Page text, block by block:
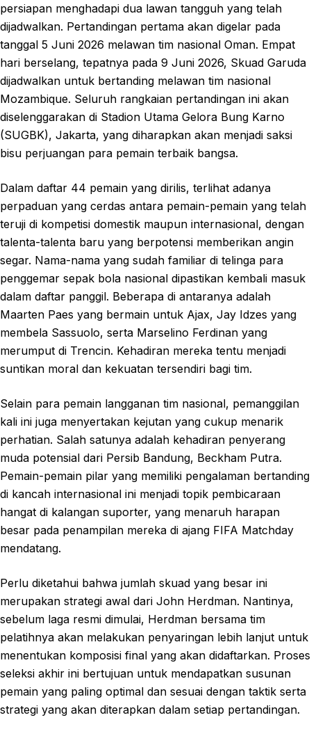
persiapan menghadapi dua lawan tangguh yang telah
dijadwalkan. Pertandingan pertama akan digelar pada
tanggal 5 Juni 2026 melawan tim nasional Oman. Empat
hari berselang, tepatnya pada 9 Juni 2026, Skuad Garuda
dijadwalkan untuk bertanding melawan tim nasional
Mozambique. Seluruh rangkaian pertandingan ini akan
diselenggarakan di Stadion Utama Gelora Bung Karno
(SUGBK), Jakarta, yang diharapkan akan menjadi saksi
bisu perjuangan para pemain terbaik bangsa.
Dalam daftar 44 pemain yang dirilis, terlihat adanya
perpaduan yang cerdas antara pemain-pemain yang telah
teruji di kompetisi domestik maupun internasional, dengan
talenta-talenta baru yang berpotensi memberikan angin
segar. Nama-nama yang sudah familiar di telinga para
penggemar sepak bola nasional dipastikan kembali masuk
dalam daftar panggil. Beberapa di antaranya adalah
Maarten Paes yang bermain untuk Ajax, Jay Idzes yang
membela Sassuolo, serta Marselino Ferdinan yang
merumput di Trencin. Kehadiran mereka tentu menjadi
suntikan moral dan kekuatan tersendiri bagi tim.
Selain para pemain langganan tim nasional, pemanggilan
kali ini juga menyertakan kejutan yang cukup menarik
perhatian. Salah satunya adalah kehadiran penyerang
muda potensial dari Persib Bandung, Beckham Putra.
Pemain-pemain pilar yang memiliki pengalaman bertanding
di kancah internasional ini menjadi topik pembicaraan
hangat di kalangan suporter, yang menaruh harapan
besar pada penampilan mereka di ajang FIFA Matchday
mendatang.
Perlu diketahui bahwa jumlah skuad yang besar ini
merupakan strategi awal dari John Herdman. Nantinya,
sebelum laga resmi dimulai, Herdman bersama tim
pelatihnya akan melakukan penyaringan lebih lanjut untuk
menentukan komposisi final yang akan didaftarkan. Proses
seleksi akhir ini bertujuan untuk mendapatkan susunan
pemain yang paling optimal dan sesuai dengan taktik serta
strategi yang akan diterapkan dalam setiap pertandingan.